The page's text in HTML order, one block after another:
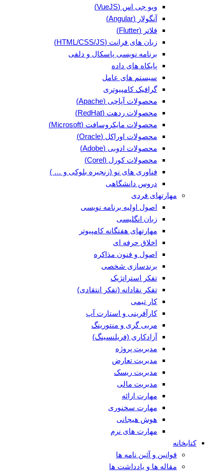
ویو جی اس (VueJS)
آنگولار (Angular)
فلاتر (Flutter)
زبان های فرانت (HTML/CSS/JS)
برنامه نویسی پاسکال و دلفی
پایکاه های داده
سیستم های عامل
گرافیک کامپیوتری
محصولات آپاچی (Apache)
محصولات ردهت (RedHat)
محصولات مایکروسافت (Microsoft)
محصولات اوراکل (Oracle)
محصولات ادوبی (Adobe)
محصولات کورل (Corel)
فناوری های نو (زنجیره بلوکی و … )
دروس دانشگاهی
مهارتهای فردی
اصول اولیه برنامه نویسی
زبان انگلیسی
مهارتهای هفتگانه کامپیوتر
اخلاق حرفه ای
اصول و فنون مذاکره
برندسازی شخصی
تفکر استراتژیک
تفکر نقادانه (تفکر انتقادی)
کار تیمی
کارآفرینی و استارت آپ
مربی گری و منتورینگ
آزادکاری (فریلنسینگ)
مدیریت پروژه
مدیریت تعارض
مدیریت ریسک
مدیریت مالی
مهارت ارائه
مهارت سخنوری
هوش هیجانی
مهارت های نرم
کتابخانه
قوانین و آئین نامه ها
مقاله ها و یادداشت ها